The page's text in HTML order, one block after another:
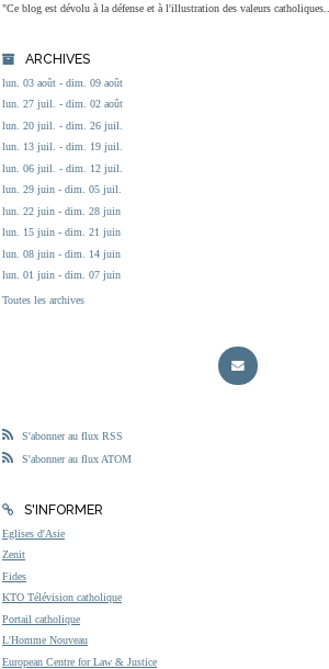
"Ce blog est dévolu à la défense et à l'illustration des valeurs catholiques...
ARCHIVES
lun. 03 août - dim. 09 août
lun. 27 juil. - dim. 02 août
lun. 20 juil. - dim. 26 juil.
lun. 13 juil. - dim. 19 juil.
lun. 06 juil. - dim. 12 juil.
lun. 29 juin - dim. 05 juil.
lun. 22 juin - dim. 28 juin
lun. 15 juin - dim. 21 juin
lun. 08 juin - dim. 14 juin
lun. 01 juin - dim. 07 juin
Toutes les archives
S'abonner au flux RSS
S'abonner au flux ATOM
S'INFORMER
Eglises d'Asie
Zenit
Fides
KTO Télévision catholique
Portail catholique
L'Homme Nouveau
European Centre for Law & Justice